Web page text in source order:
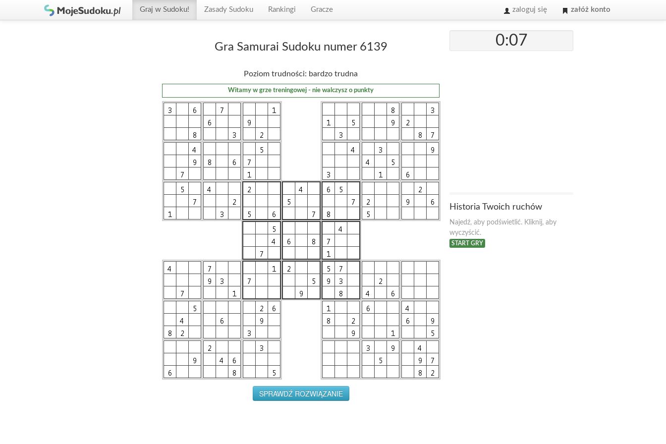
Graj w Sudoku! Zasady Sudoku Rankingi Gracze zaloguj się załóż konto
Gra Samurai Sudoku numer 6139
Poziom trudności: bardzo trudna
Witamy w grze treningowej - nie walczysz o punkty
0:07
Historia Twoich ruchów
Najedź, aby podświetlić. Kliknij, aby
wyczyścić.
START GRY